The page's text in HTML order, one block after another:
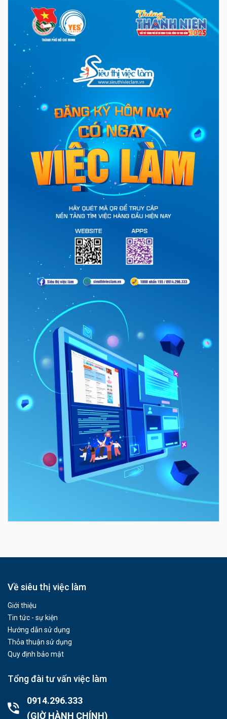
Về siêu thị việc làm
Giới thiệu
Tin tức - sự kiện
Hướng dẫn sử dụng
Thỏa thuận sử dụng
Quy định bảo mật
Tổng đài tư vấn việc làm
0914.296.333
(GIỜ HÀNH CHÍNH)